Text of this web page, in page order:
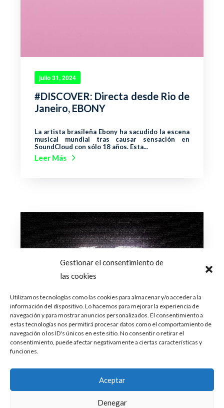
Gestionar el consentimiento de
las cookies
Utilizamos tecnologías como las cookies para almacenar y/o acceder a la
información del dispositivo. Lo hacemos para mejorar la experiencia de
navegación y para mostrar anuncios personalizados. El consentimiento a
estas tecnologías nos permitirá procesar datos como el comportamiento de
navegación o los ID's únicos en este sitio. No consentir o retirar el
consentimiento, puede afectar negativamente a ciertas características y
funciones.
Aceptar
Denegar
julio 31, 2024
#DISCOVER: Directa desde Rio de
Janeiro, EBONY
La artista brasileña Ebony ha sacudido la escena
musical mundial tras causar sensación en
SoundCloud con sólo 18 años. Esta...
Leer Más